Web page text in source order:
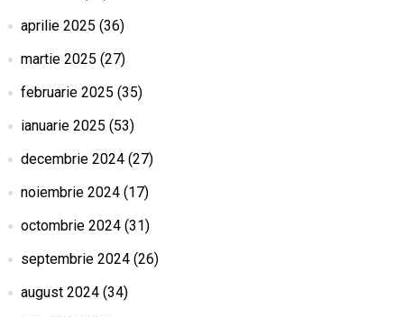
aprilie 2025 (36)
martie 2025 (27)
februarie 2025 (35)
ianuarie 2025 (53)
decembrie 2024(27)
noiembrie 2024(17)
octombrie 2024(31)
septembrie 2024(26)
august 2024(34)